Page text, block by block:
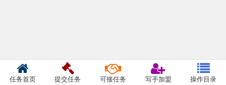
任务首页 提交任务 可接任务 写手加盟 操作目录